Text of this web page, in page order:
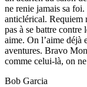
ne renie jamais sa
anticlérical. Requiem
pas à se battre contre
aime. On l’aime déjà
aventures. Bravo
comme celui-là, on
Bob Garcia